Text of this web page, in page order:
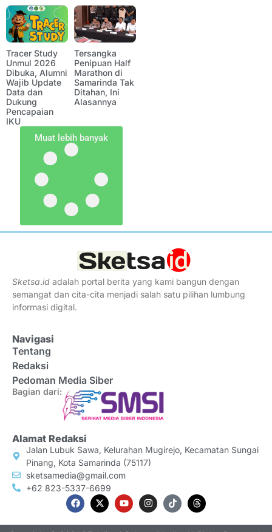
Tracer Study
Unmul 2026
Dibuka, Alumni
Wajib Update
Data dan
Dukung
Pencapaian
IKU
Tersangka
Penipuan Half
Marathon di
Samarinda Tak
Ditahan, Ini
Alasannya
Muat lebih banyak
Sketsa.id adalah portal berita yang kami bangun dengan
semangat dan cita-cita menjadi salah satu pilihan lumbung
informasi digital.
Navigasi
Tentang
Redaksi
Pedoman Media Siber
Bagian dari:
Alamat Redaksi
Jalan Lubuk Sawa, Kelurahan Mugirejo, Kecamatan Sungai
Pinang, Kota Samarinda (75117)
sketsamedia@gmail.com
+62 823-5337-6699